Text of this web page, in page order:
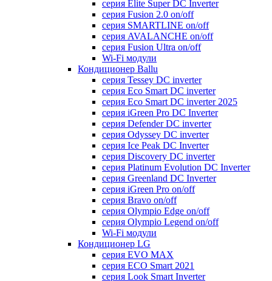
серия Elite Super DC Inverter
серия Fusion 2.0 on/off
серия SMARTLINE on/off
серия AVALANCHE on/off
серия Fusion Ultra on/off
Wi-Fi модули
Кондиционер Ballu
серия Tessey DC inverter
серия Eco Smart DC inverter
серия Eco Smart DC inverter 2025
серия iGreen Pro DC Inverter
серия Defender DC inverter
серия Odyssey DC inverter
серия Ice Peak DС Inverter
cерия Discovery DC inverter
серия Platinum Evolution DC Inverter
серия Greenland DC Inverter
серия iGreen Pro on/off
серия Bravo on/off
серия Olympio Edge on/off
серия Olympio Legend on/off
Wi-Fi модули
Кондиционер LG
серия EVO MAX
серия ECO Smart 2021
серия Look Smart Inverter